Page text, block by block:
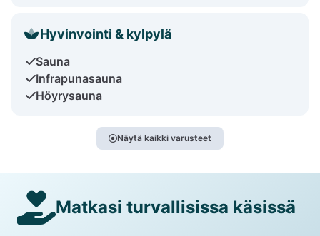
Hyvinvointi & kylpylä
Sauna
Infrapunasauna
Höyrysauna
Näytä kaikki varusteet
Matkasi turvallisissa käsissä